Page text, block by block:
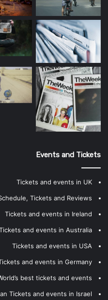
Events and Tickets
Tickets and events in UK
Tickets and Reviews
Tickets and events in Ireland
and events in Australia
Tickets and events in USA
and events in Germany
best tickets and events
Tickets and events in Israel